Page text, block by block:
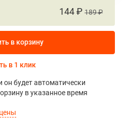
144 ₽ 189 ₽
в корзину
в 1 клик
он будет автоматически
в указанное время